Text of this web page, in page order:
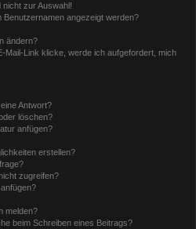
zur Auswahl!
Benutzernamen angezeigt werden?
ändern?
Mail-Link klicke, werde ich aufgefordert, mich
Antwort?
löschen?
anfügen?
erstellen?
zugreifen?
melden?
beim Schreiben eines Beitrags?